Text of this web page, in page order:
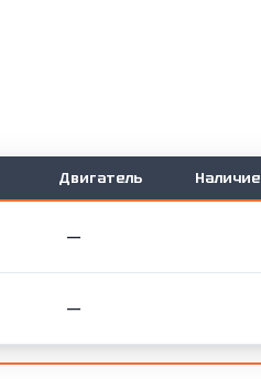
Двигатель Наличие
—
—